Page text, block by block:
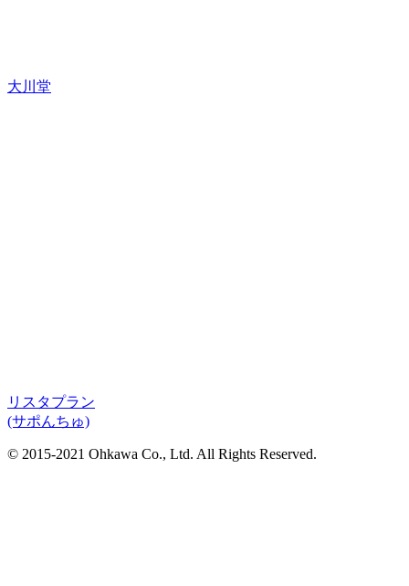
大川堂
リスタプラン
(サポんちゅ)
© 2015-2021 Ohkawa Co., Ltd. All Rights Reserved.